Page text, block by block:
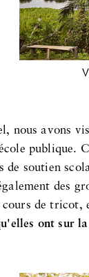
nous avons
publique.
de soutien
des
cours de tricot,
ont sur la